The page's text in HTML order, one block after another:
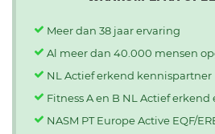
Meer dan 38 jaar ervaring
Al meer dan 40.000 mensen
NL Actief erkend kennispartner
Fitness A en B NL Actief erkend
NASM PT Europe Active EQF/